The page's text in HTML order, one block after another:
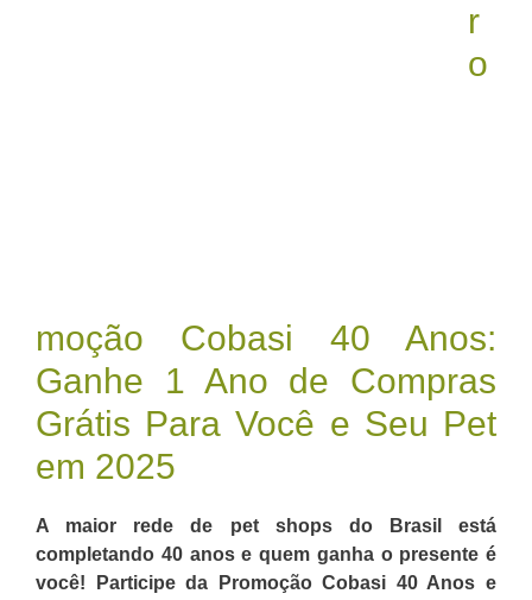
r
o
moção Cobasi 40 Anos:
Ganhe 1 Ano de Compras
Grátis Para Você e Seu Pet
em 2025
A maior rede de pet shops do Brasil está
completando 40 anos e quem ganha o presente é
você! Participe da Promoção Cobasi 40 Anos e